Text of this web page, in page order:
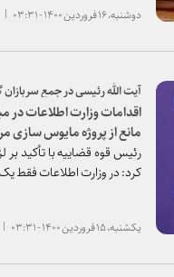
گره‌گشایی از کشور مؤثر باشد.
دوشنبه، ۱۶ فروردین ۱۴۰۰ - ۰۳:۳۱
آیت الله رئیسی در جمع سربازان
اقدامات وزارت اطلاعات در
مانع از پروژه مایوس سازی
رئیس قوه قضاییه با تأکید بر
کرد: در وزارت اطلاعات فقط
یکشنبه، ۱۵ فروردین ۱۴۰۰ - ۰۳:۳۱